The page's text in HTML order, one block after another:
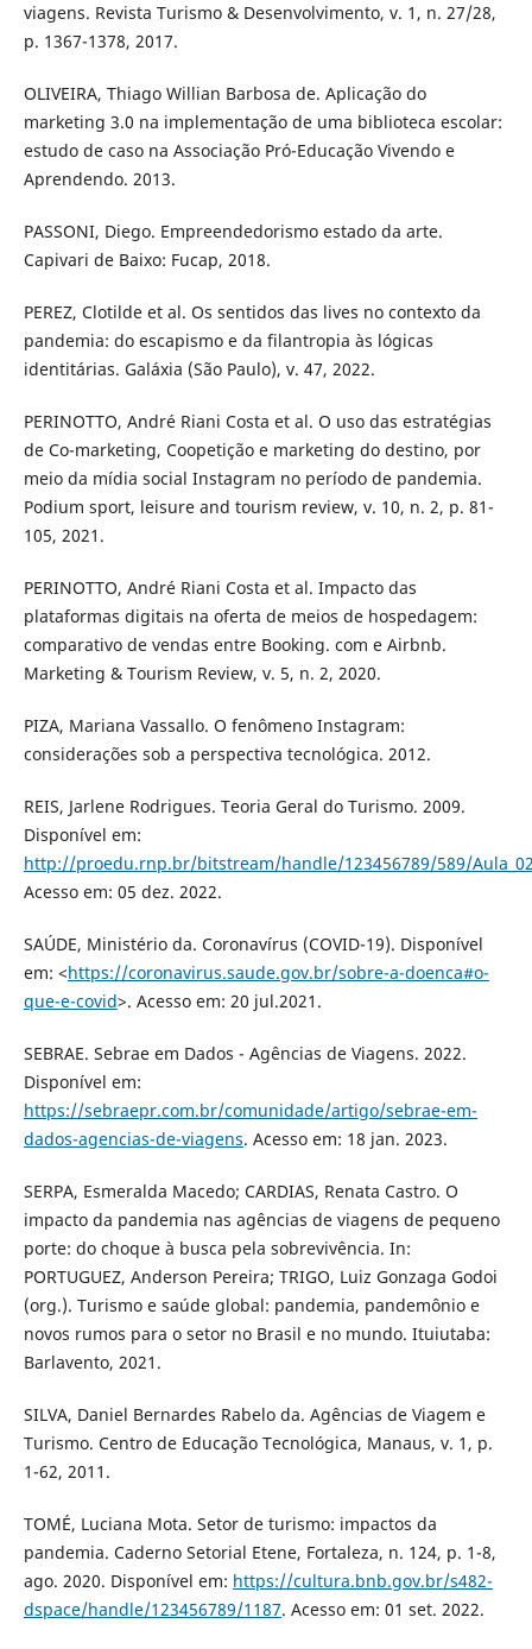
viagens. Revista Turismo & Desenvolvimento, v. 1, n. 27/28,
p. 1367-1378, 2017.
OLIVEIRA, Thiago Willian Barbosa de. Aplicação do
marketing 3.0 na implementação de uma biblioteca escolar:
estudo de caso na Associação Pró-Educação Vivendo e
Aprendendo. 2013.
PASSONI, Diego. Empreendedorismo estado da arte.
Capivari de Baixo: Fucap, 2018.
PEREZ, Clotilde et al. Os sentidos das lives no contexto da
pandemia: do escapismo e da filantropia às lógicas
identitárias. Galáxia (São Paulo), v. 47, 2022.
PERINOTTO, André Riani Costa et al. O uso das estratégias
de Co-marketing, Coopetição e marketing do destino, por
meio da mídia social Instagram no período de pandemia.
Podium sport, leisure and tourism review, v. 10, n. 2, p. 81-
105, 2021.
PERINOTTO, André Riani Costa et al. Impacto das
plataformas digitais na oferta de meios de hospedagem:
comparativo de vendas entre Booking. com e Airbnb.
Marketing & Tourism Review, v. 5, n. 2, 2020.
PIZA, Mariana Vassallo. O fenômeno Instagram:
considerações sob a perspectiva tecnológica. 2012.
REIS, Jarlene Rodrigues. Teoria Geral do Turismo. 2009.
Disponível em:
http://proedu.rnp.br/bitstream/handle/123456789/589/
Acesso em: 05 dez. 2022.
SAÚDE, Ministério da. Coronavírus (COVID-19). Disponível
em: <https://coronavirus.saude.gov.br/sobre-a-doenca#o-
que-e-covid>. Acesso em: 20 jul.2021.
SEBRAE. Sebrae em Dados - Agências de Viagens. 2022.
Disponível em:
https://sebraepr.com.br/comunidade/artigo/sebrae-em-
dados-agencias-de-viagens. Acesso em: 18 jan. 2023.
SERPA, Esmeralda Macedo; CARDIAS, Renata Castro. O
impacto da pandemia nas agências de viagens de pequeno
porte: do choque à busca pela sobrevivência. In:
PORTUGUEZ, Anderson Pereira; TRIGO, Luiz Gonzaga Godoi
(org.). Turismo e saúde global: pandemia, pandemônio e
novos rumos para o setor no Brasil e no mundo. Ituiutaba:
Barlavento, 2021.
SILVA, Daniel Bernardes Rabelo da. Agências de Viagem e
Turismo. Centro de Educação Tecnológica, Manaus, v. 1, p.
1-62, 2011.
TOMÉ, Luciana Mota. Setor de turismo: impactos da
pandemia. Caderno Setorial Etene, Fortaleza, n. 124, p. 1-8,
ago. 2020. Disponível em: https://cultura.bnb.gov.br/s482-
dspace/handle/123456789/1187. Acesso em: 01 set. 2022.